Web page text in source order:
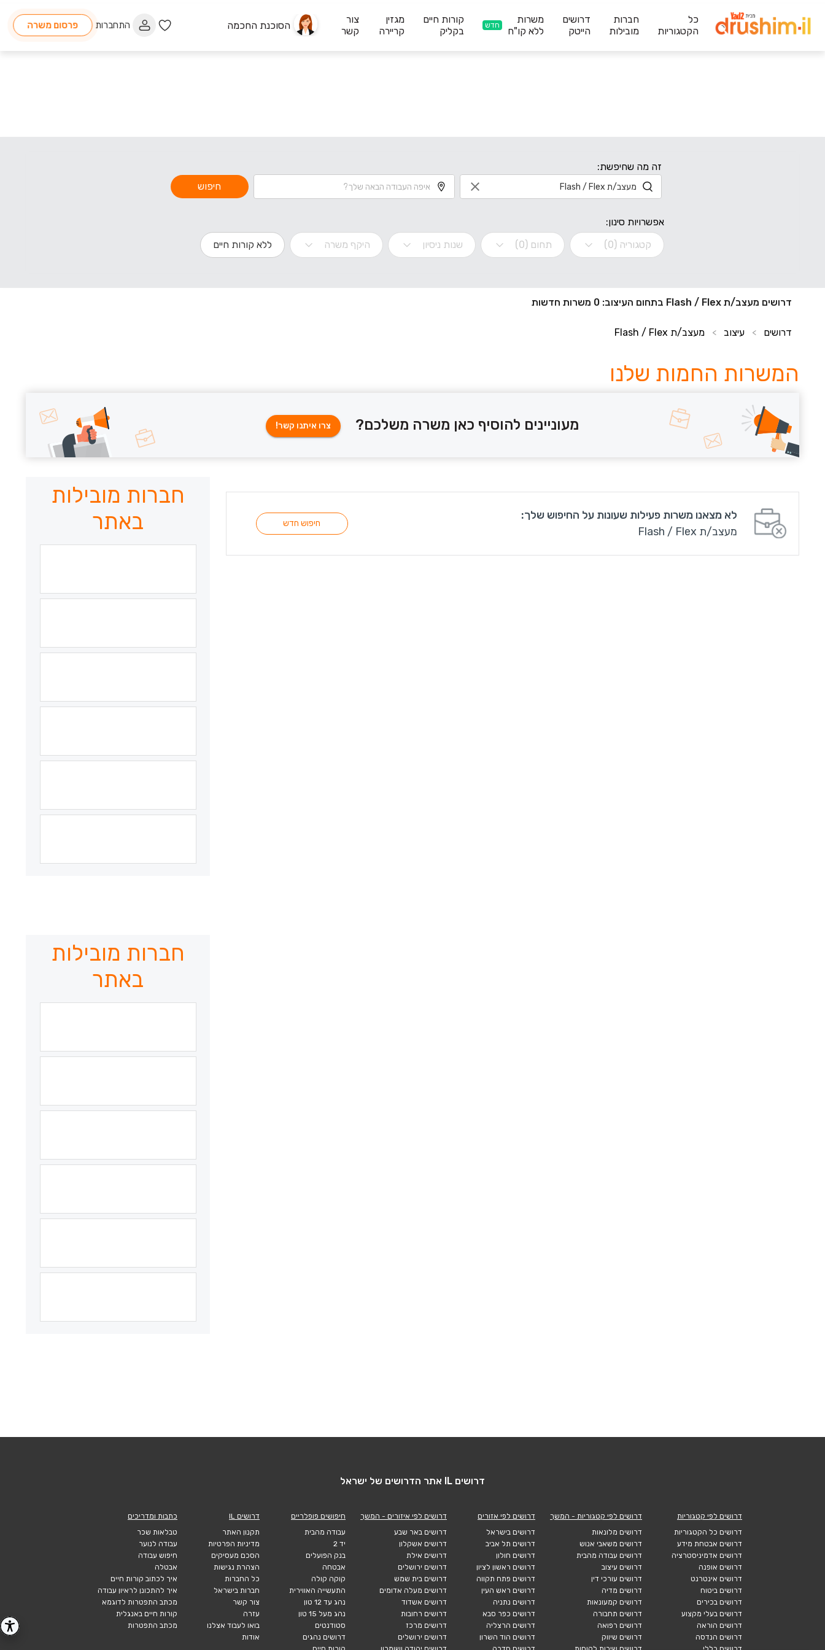
כל
הקטגוריות
חברות
מובילות
דרושים
הייטק
משרות
ללא קו"ח
חדש
קורות חיים
בקליק
מגזין
קריירה
צור
קשר
הסוכנת החכמה התחברות פרסום משרה
זה מה שחיפשת:
חיפוש
אפשרויות סינון:
קטגוריה (0)
תחום (0) שנות ניסיון היקף משרה ללא קורות חיים
דרושים מעצב/ת Flash / Flex בתחום העיצוב: 0 משרות חדשות
דרושים > עיצוב > מעצב/ת Flash / Flex
המשרות החמות שלנו
מעוניינים להוסיף כאן משרה משלכם? צרו איתנו קשר!
לא מצאנו משרות פעילות שעונות על החיפוש שלך:
מעצב/ת Flash / Flex
חיפוש חדש
חברות מובילות
באתר
חברות מובילות
באתר
דרושים IL אתר הדרושים של ישראל
דרושים לפי קטגוריות
דרושים כל הקטגוריות
דרושים אבטחת מידע
דרושים אדמיניסטרציה
דרושים אופנה
דרושים אינטרנט
דרושים ביטוח
דרושים בכירים
דרושים בעלי מקצוע
דרושים הוראה
דרושים הנדסה
דרושים לפי קטגוריות - המשך
דרושים מלונאות
דרושים משאבי אנוש
דרושים עבודה מהבית
דרושים עיצוב
דרושים עורכי דין
דרושים מדיה
דרושים קמעונאות
דרושים תחבורה
דרושים רפואה
דרושים שיווק
דרושים לפי אזורים
דרושים בישראל
דרושים תל אביב
דרושים חולון
דרושים ראשון לציון
דרושים פתח תקווה
דרושים ראש העין
דרושים נתניה
דרושים כפר סבא
דרושים הרצליה
דרושים הוד השרון
דרושים לפי איזורים - המשך
דרושים באר שבע
דרושים אשקלון
דרושים אילת
דרושים ירושלים
דרושים בית שמש
דרושים מעלה אדומים
דרושים אשדוד
דרושים רחובות
דרושים מרכז
דרושים ירושלים
חיפושים פופלריים
עבודה מהבית
יד 2
בנק הפועלים
אבטחה
קוקה קולה
התעשייה האווירית
נהג עד 12 טון
נהג מעל 15 טון
סטודנטים
דרושים נהגים
דרושים IL
תקנון האתר
מדיניות הפרטיות
הסכם מעסיקים
הצהרת נגישות
כל החברות
חברות בישראל
צור קשר
עזרה
בואו לעבוד אצלנו
אודות
כתבות ומדריכים
טבלאות שכר
עבודה לנוער
חיפוש עבודה
אבטלה
איך לכתוב קורות חיים
איך להתכונן לראיון עבודה
מכתב התפטרות לדוגמא
קורות חיים באנגלית
מכתב התפטרות